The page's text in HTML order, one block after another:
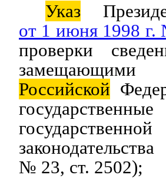
Указ
от 1 июня 1998
проверки
замещающими
Российской
законодательства
№ 23, ст. 2502);